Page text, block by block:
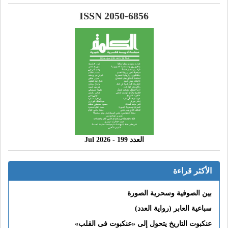
ISSN 2050-6856
العدد 199 - 2026 Jul
الأكثر قراءة
بين الصوفية وسحرية الصورة
سباعية العابر (رواية العدد)
عنكبوت التاريخ يتحول إلى «عنكبوت فى القلب»